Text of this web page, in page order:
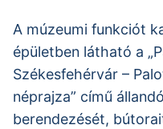
A múzeumi funkciót
épületben látható a
Székesfehérvár –
néprajza” című
berendezését,